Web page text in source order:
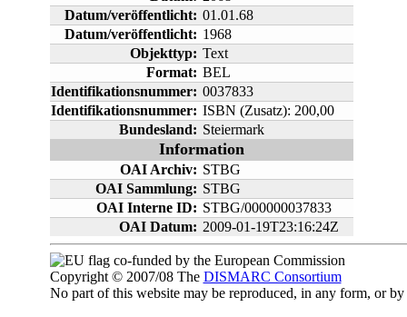
Datum/veröffentlicht: 01.01.68
Datum/veröffentlicht: 1968
Objekttyp: Text
Format: BEL
Identifikationsnummer: 0037833
Identifikationsnummer: ISBN (Zusatz): 200,00
Bundesland: Steiermark
Information
OAI Archiv: STBG
OAI Sammlung: STBG
OAI Interne ID: STBG/000000037833
OAI Datum: 2009-01-19T23:16:24Z
co-funded by the European Commission
Copyright © 2007/08 The DISMARC Consortium
No part of this website may be reproduced, in any form, or